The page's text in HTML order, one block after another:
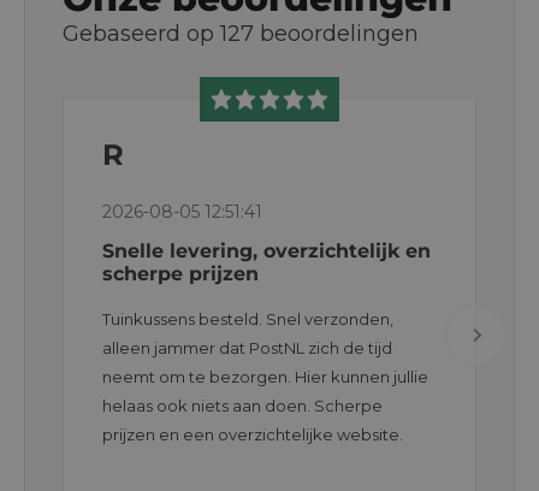
Gebaseerd op 127 beoordelingen
R
2026-08-05 12:51:41
Snelle levering, overzichtelijk en
scherpe prijzen
Tuinkussens besteld. Snel verzonden,
alleen jammer dat PostNL zich de tijd
neemt om te bezorgen. Hier kunnen jullie
helaas ook niets aan doen. Scherpe
prijzen en een overzichtelijke website.